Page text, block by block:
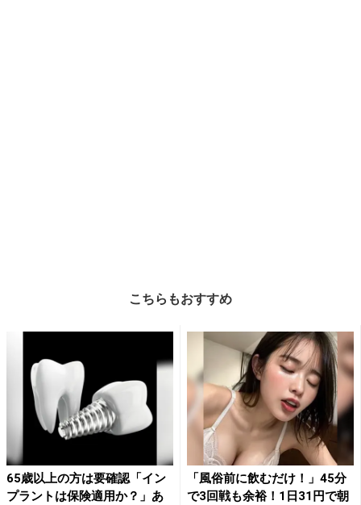
こちらもおすすめ
65歳以上の方は要確認「イン
プラントは保険適用か？」あ
「風俗前に飲むだけ！」45分
で3回戦も余裕！1日31円で朝